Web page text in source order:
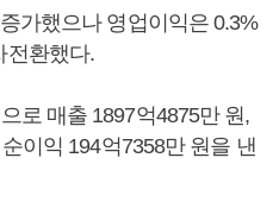
가했으나 영업이익은 0.3%
전환했다.
로 매출 1897억4875만 원,
이익 194억7358만 원을 낸